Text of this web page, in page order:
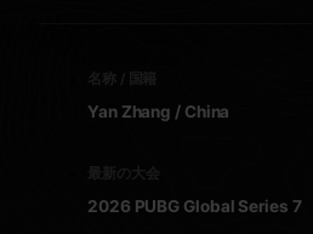
Yan Zhang / China
2026 PUBG Global Series 7